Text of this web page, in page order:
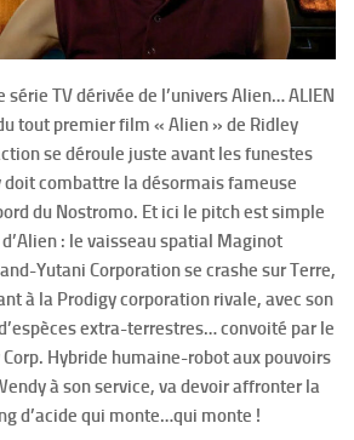
série TV dérivée de l’univers Alien… ALIEN
tout premier film « Alien » de Ridley
se déroule juste avant les funestes
doit combattre la désormais fameuse
du Nostromo. Et ici le pitch est simple
: le vaisseau spatial Maginot
Yutani Corporation se crashe sur Terre,
à la Prodigy corporation rivale, avec son
extra-terrestres… convoité par le
Corp. Hybride humaine-robot aux pouvoirs
à son service, va devoir affronter la
d’acide qui monte…qui monte !